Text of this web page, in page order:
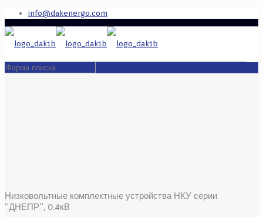
info@dakenergo.com
Низковольтные комплектные устройства НКУ серии
“ДНЕПР”, 0.4кВ